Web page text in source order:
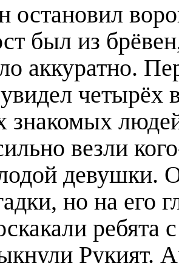
остановил
был из
аккуратно.
четырёх
знакомых
везли
девушки.
но на его
ребята
Рукият.